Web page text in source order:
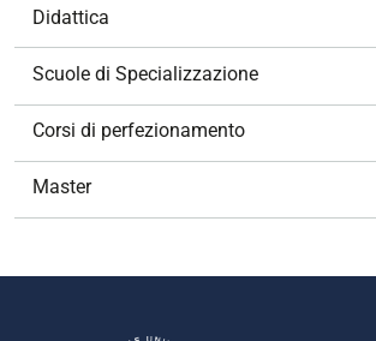
Didattica
Scuole di Specializzazione
Corsi di perfezionamento
Master